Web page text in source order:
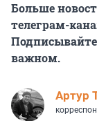
Больше
телеграм-
важном.
Артур